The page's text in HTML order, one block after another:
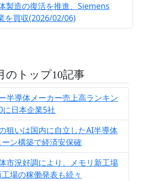
製造の復活を推進、Siemens
を買収(2026/02/06)
のトップ10記事
半導体メーカー売上高ランキン
に日本企業5社
狙いは国内に自立したAI半導体
ン構築で経済安保確
市況好調により、メモリ新工場
場の稼働発表も続々